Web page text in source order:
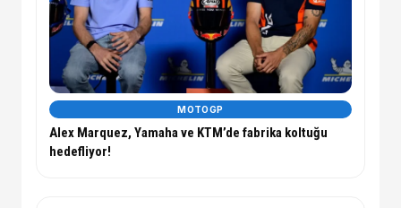
MOTOGP
Alex Marquez, Yamaha ve KTM’de fabrika koltuğu
hedefliyor!